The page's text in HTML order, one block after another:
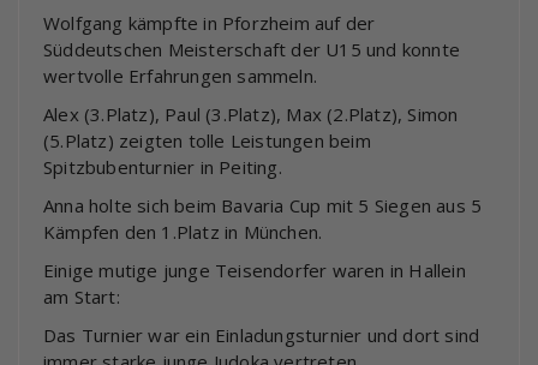
Wolfgang kämpfte in Pforzheim auf der
Süddeutschen Meisterschaft der U15 und konnte
wertvolle Erfahrungen sammeln.
Alex (3.Platz), Paul (3.Platz), Max (2.Platz), Simon
(5.Platz) zeigten tolle Leistungen beim
Spitzbubenturnier in Peiting.
Anna holte sich beim Bavaria Cup mit 5 Siegen aus 5
Kämpfen den 1.Platz in München.
Einige mutige junge Teisendorfer waren in Hallein
am Start:
Das Turnier war ein Einladungsturnier und dort sind